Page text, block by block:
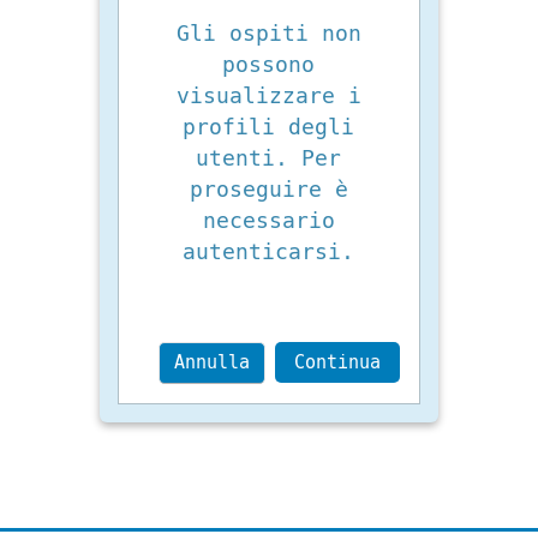
Gli ospiti non
possono
visualizzare i
profili degli
utenti. Per
proseguire è
necessario
autenticarsi.
Annulla Continua